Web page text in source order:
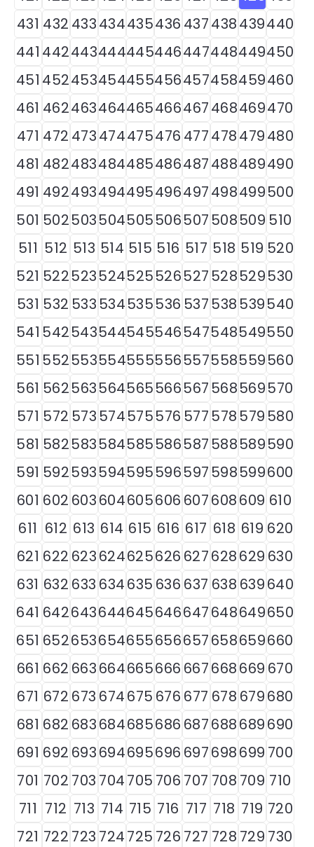
431 432 433434435436 437438439440
441 442443444445446447448449450
451 452453454455456457458459460
461 462463464465466467468469470
471 472 473474475476 477478479480
481 482483484485486487488489490
491 492493494495496497498499500
501 502503504505506507508509 510
511 512 513 514 515 516 517 518 519 520
521 522523524525526527528529530
531 532 533534535536 537538539540
541 542543544545546547548549550
551 552553554555556557558559560
561 562563564565566567568569570
571 572 573574575576 577578579580
581 582583584585586587588589590
591 592593594595596597598599600
601 602 603604605606 607608609 610
611 612 613 614 615 616 617 618 619 620
621 622 623624625626 627628629 630
631 632 633 634635 636 637 638 639640
641 642643644645646647648649650
651 652653654655656657658659660
661 662 663664665666 667668669 670
671 672 673 674675 676 677 678 679680
681 682 683684685686 687688689690
691 692 693694695696 697698699 700
701 702 703 704705 706 707 708 709 710
711 712 713 714 715 716 717 718 719 720
721 722 723 724725 726 727 728 729 730